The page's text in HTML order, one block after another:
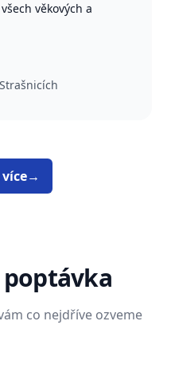
věkových a
→
poptávka
co nejdříve ozveme